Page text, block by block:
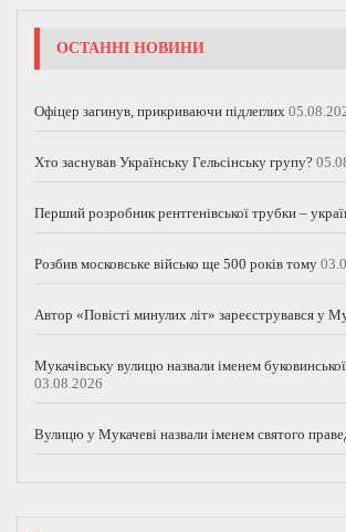
ОСТАННІ НОВИНИ
Офіцер загинув, прикриваючи підлеглих
Хто заснував Українську Гельсінську групу?
Перший розробник рентгенівської трубки –
Розбив московське військо ще 500 років тому
Автор «Повісті минулих літ» зареєструвався у
Мукачівську вулицю назвали іменем
03.08.2026
Вулицю у Мукачеві назвали іменем святого